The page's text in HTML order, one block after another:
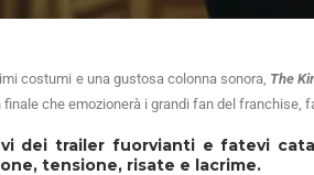
costumi e una gustosa colonna sonora, The
che emozionerà i grandi fan del franchise,
dei trailer fuorvianti e fatevi
tensione, risate e lacrime.